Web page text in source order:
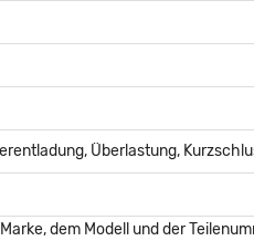
Überlastung,
dem Modell und der